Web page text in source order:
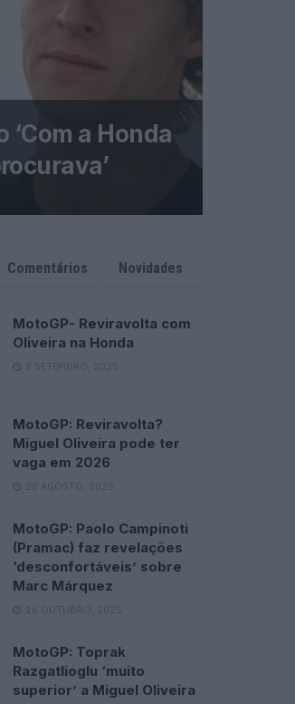
a Honda
Comentários Novidades
MotoGP- Reviravolta com
Oliveira na Honda
8 SETEMBRO, 2025
MotoGP: Reviravolta?
Miguel Oliveira pode ter
vaga em 2026
28 AGOSTO, 2025
MotoGP: Paolo Campinoti
(Pramac) faz revelações
‘desconfortáveis’ sobre
Marc Márquez
16 OUTUBRO, 2025
MotoGP: Toprak
Razgatlioglu ‘muito
superior’ a Miguel Oliveira